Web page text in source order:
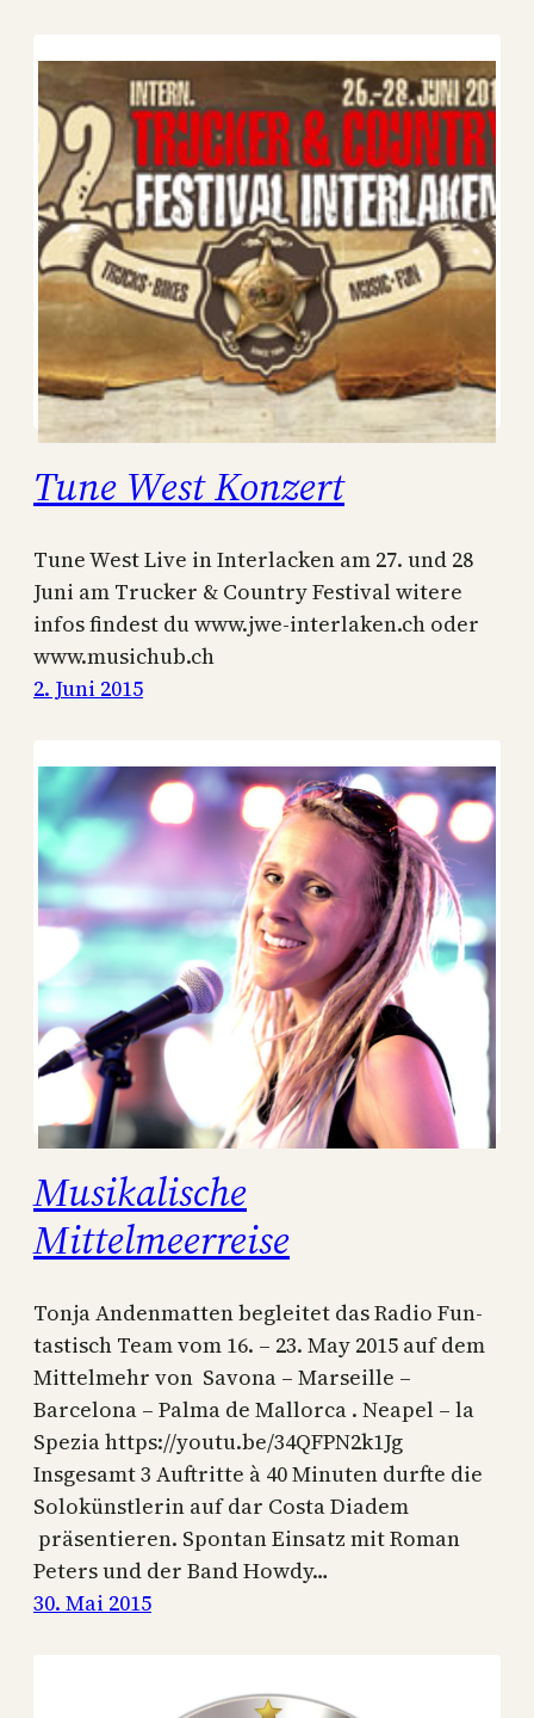
Tune West Konzert
Tune West Live in Interlacken am 27. und 28
Juni am Trucker & Country Festival witere
infos findest du www.jwe-interlaken.ch oder
www.musichub.ch
2. Juni 2015
Musikalische
Mittelmeerreise
Tonja Andenmatten begleitet das Radio Fun-
tastisch Team vom 16. – 23. May 2015 auf dem
Mittelmehr von Savona – Marseille –
Barcelona – Palma de Mallorca . Neapel – la
Spezia https://youtu.be/34QFPN2k1Jg
Insgesamt 3 Auftritte à 40 Minuten durfte die
Solokünstlerin auf dar Costa Diadem
präsentieren. Spontan Einsatz mit Roman
Peters und der Band Howdy…
30. Mai 2015